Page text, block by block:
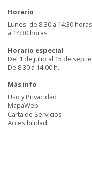
Horario
Lunes: de 8:30 a 14:30
a 14:30 horas
Horario especial
Del 1 de julio al 15 de
De 8:30 a 14:00 h.
Más info
Uso y Privacidad
MapaWeb
Carta de Servicios
Accesibilidad